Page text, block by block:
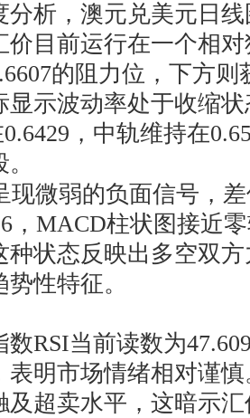
析，澳元兑美元日线
价目前运行在一个相
的阻力位，下方则
显示波动率处于收缩
，中轨维持在
微弱的负面信号，差
，MACD柱状图接近
种状态反映出多空双
性特征。
当前读数为
表明市场情绪相对谨
及超卖水平，这暗示